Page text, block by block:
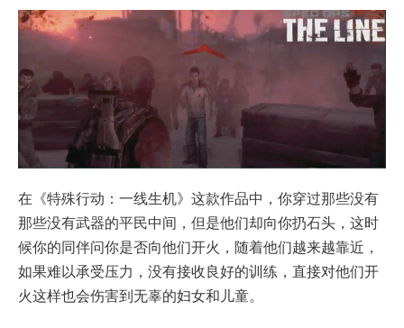
在《特殊行动：一线生机》这款作品中，你穿过那些没有
那些没有武器的平民中间，但是他们却向你扔石头，这时
候你的同伴问你是否向他们开火，随着他们越来越靠近，
如果难以承受压力，没有接收良好的训练，直接对他们开
火这样也会伤害到无辜的妇女和儿童。